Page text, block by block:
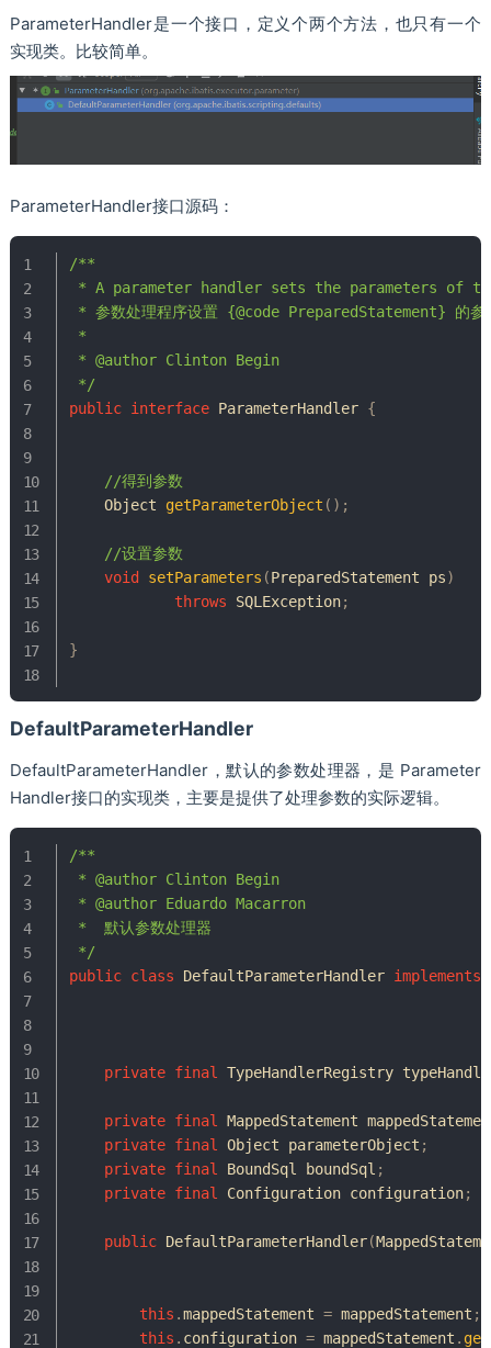
ParameterHandler是一个接口，定义个两个方法，也只有一个
实现类。比较简单。
ParameterHandler接口源码：
/**
* A parameter handler sets the parameters of the
* 参数处理程序设置 {@code PreparedStatement} 的参
*
* @author Clinton Begin
*/
public interface ParameterHandler {
//得到参数
Object
getParameterObject ( ) ;
//设置参数
void
setParameters (PreparedStatement ps)
throws
SQLException;
}
DefaultParameterHandler
DefaultParameterHandler，默认的参数处理器，是 Parameter
Handler接口的实现类，主要是提供了处理参数的实际逻辑。
/**
* @author Clinton Begin
* @author Eduardo Macarron
*  默认参数处理器
*/
public class DefaultParameterHandler implements
private final TypeHandlerRegistry
private final MappedStatement
private final Object parameterObject ;
private final BoundSql boundSql ;
private final Configuration configuration;
public DefaultParameterHandler(
this .mappedStatement = mappedStatement ;
this . configuration = mappedStatement .